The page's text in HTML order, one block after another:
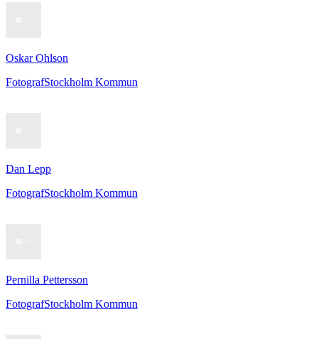
Oskar Ohlson
FotografStockholm Kommun
Dan Lepp
FotografStockholm Kommun
Pernilla Pettersson
FotografStockholm Kommun